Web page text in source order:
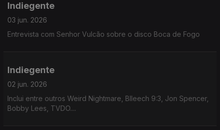
Indiegente
03 jun. 2026
Entrevista com Senhor Vulcão sobre o disco Boca de Fogo
Indiegente
02 jun. 2026
Inclui entre outros Weird Nightmare, Blleech 9:3, Jon Spencer,
Bobby Lees, TVDO....